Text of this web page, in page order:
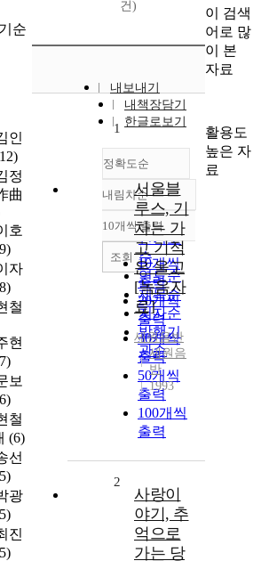
순
인
정
曲
호
자
철
현
보
철
(6)
선
광
진
건)
내보내기
내책장담기
한글로보기
정확도순
정확도
순
인기도
순
연도순
제목순
저자순
발행기
관순
내림차순
내림차순
10개씩 출력
10개씩
출력
20개씩
출력
30개씩
출력
50개씩
출력
100개씩
출력
조회
1
서울블
루스, 기
차는 가
고 기적
은 울고
[녹음자
료]
세원음반
세원음
반
1993
2
사랑이
야기, 추
억으로
가는 당
이 검색
어로 많
이 본
자료
활용도
높은 자
료